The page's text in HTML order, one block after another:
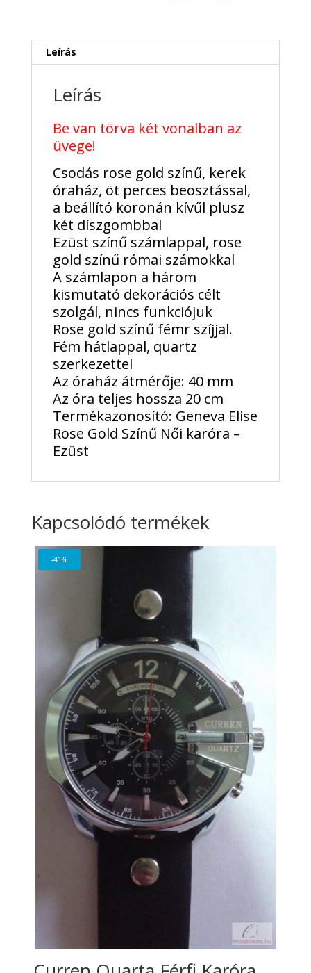
Ezüst
-
mennyiség
Leírás
Leírás
Be van törva két vonalban az
üvege!
Csodás rose gold színű, kerek
óraház, öt perces beosztással,
a beállító koronán kívűl plusz
két díszgombbal
Ezüst színű számlappal, rose
gold színű római számokkal
A számlapon a három
kismutató dekorációs célt
szolgál, nincs funkciójuk
Rose gold színű fémr szíjjal.
Fém hátlappal, quartz
szerkezettel
Az óraház átmérője: 40 mm
Az óra teljes hossza 20 cm
Termékazonosító: Geneva Elise
Rose Gold Színű Női karóra –
Ezüst
Kapcsolódó termékek
-41%